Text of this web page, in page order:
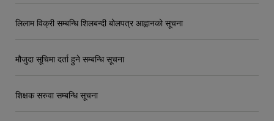
लिलाम विक्री सम्बन्धि शिलबन्दी बोलपत्र आह्वानको सूचना
मौजुदा सूचिमा दर्ता हुने सम्बन्धि सूचना
शिक्षक सरुवा सम्बन्धि सूचना